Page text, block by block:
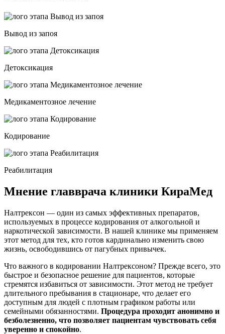
Вывод из запоя
Детоксикация
Медикаментозное лечение
Кодирование
Реабилитация
Мнение главврача клиники КираМед
Налтрексон — один из самых эффективных препаратов,
используемых в процессе кодирования от алкогольной и
наркотической зависимости. В нашей клинике мы применяем
этот метод для тех, кто готов кардинально изменить свою
жизнь, освободившись от пагубных привычек.
Что важного в кодировании Налтрексоном? Прежде всего, это
быстрое и безопасное решение для пациентов, которые
стремятся избавиться от зависимости. Этот метод не требует
длительного пребывания в стационаре, что делает его
доступным для людей с плотным графиком работы или
семейными обязанностями. Процедура проходит анонимно и
безболезненно, что позволяет пациентам чувствовать себя
уверенно и спокойно.